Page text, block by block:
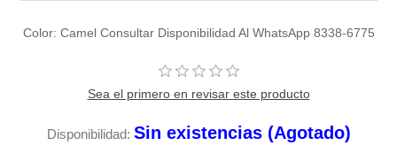
Color: Camel Consultar Disponibilidad Al WhatsApp 8338-6775
Sea el primero en revisar este producto
Disponibilidad: Sin existencias (Agotado)